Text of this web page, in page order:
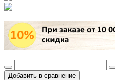
Добавить в сравнение